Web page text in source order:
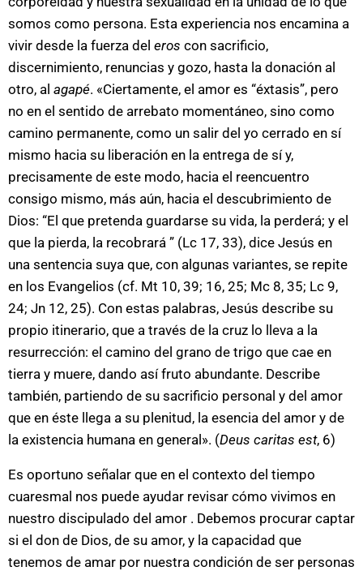
somos como persona. Esta experiencia nos encamina a
vivir desde la fuerza del eros con sacrificio,
discernimiento, renuncias y gozo, hasta la donación al
otro, al agapé. «Ciertamente, el amor es “éxtasis”, pero
no en el sentido de arrebato momentáneo, sino como
camino permanente, como un salir del yo cerrado en sí
mismo hacia su liberación en la entrega de sí y,
precisamente de este modo, hacia el reencuentro
consigo mismo, más aún, hacia el descubrimiento de
Dios: “El que pretenda guardarse su vida, la perderá; y el
que la pierda, la recobrará ” (Lc 17, 33), dice Jesús en
una sentencia suya que, con algunas variantes, se repite
en los Evangelios (cf. Mt 10, 39; 16, 25; Mc 8, 35; Lc 9,
24; Jn 12, 25). Con estas palabras, Jesús describe su
propio itinerario, que a través de la cruz lo lleva a la
resurrección: el camino del grano de trigo que cae en
tierra y muere, dando así fruto abundante. Describe
también, partiendo de su sacrificio personal y del amor
que en éste llega a su plenitud, la esencia del amor y de
la existencia humana en general». (Deus caritas est, 6)
Es oportuno señalar que en el contexto del tiempo
cuaresmal nos puede ayudar revisar cómo vivimos en
nuestro discipulado del amor . Debemos procurar captar
si el don de Dios, de su amor, y la capacidad que
tenemos de amar por nuestra condición de ser personas